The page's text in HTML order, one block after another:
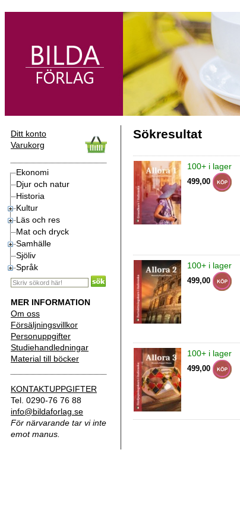
Ditt konto
Varukorg
Ekonomi
Djur och natur
Historia
Kultur
Läs och res
Mat och dryck
Samhälle
Sjöliv
Språk
MER INFORMATION
Om oss
Försäljningsvillkor
Personuppgifter
Studiehandledningar
Material till böcker
KONTAKTUPPGIFTER
Tel. 0290-76 76 88
info@bildaforlag.se
För närvarande tar vi inte
emot manus.
Sökresultat
100+ i lager
499,00
100+ i lager
499,00
100+ i lager
499,00